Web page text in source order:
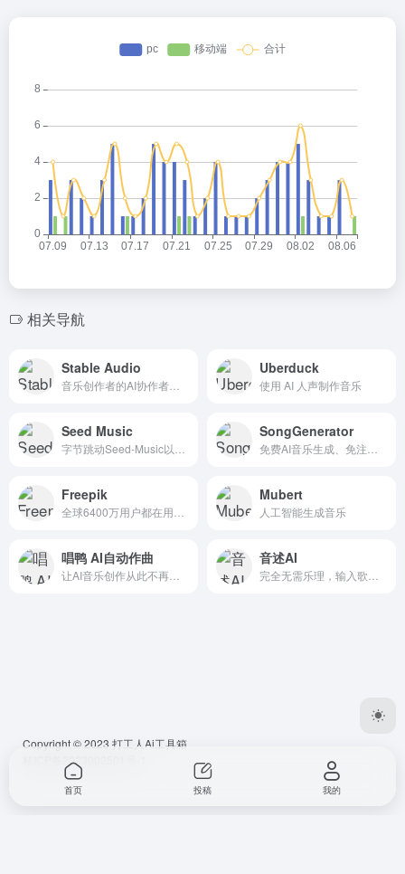
相关导航
Stable Audio Uberduck
使用 AI 人声制作音乐
Seed Music SongGenerator
Freepik Mubert
人工智能生成音乐
唱鸭 AI自动作曲 音述AI
Copyright © 2023 打工人Ai工具箱
桂ICP备2023002501号-1
首页 投稿 我的